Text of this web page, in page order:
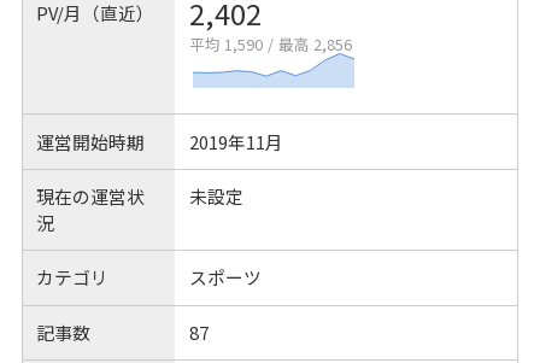
PV/月（直近） 2,402
平均 1,590 / 最高 2,856
運営開始時期 2019年11月
現在の運営状
況
未設定
カテゴリ スポーツ
記事数 87